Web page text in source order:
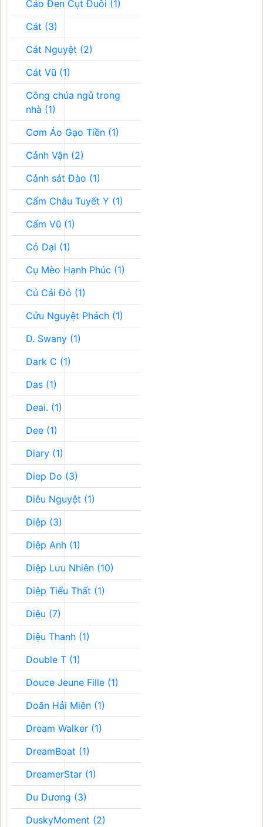
Cáo Đen Cụt Đuôi (1)
Cát (3)
Cát Nguyệt (2)
Cát Vũ (1)
Công chúa ngủ trong
nhà (1)
Cơm Áo Gạo Tiền (1)
Cảnh Vận (2)
Cảnh sát Đào (1)
Cẩm Châu Tuyết Y (1)
Cẩm Vũ (1)
Cỏ Dại (1)
Cụ Mèo Hạnh Phúc (1)
Củ Cải Đỏ (1)
Cửu Nguyệt Phách (1)
D. Swany (1)
Dark C (1)
Das (1)
Deai. (1)
Dee (1)
Diary (1)
Diep Do (3)
Diêu Nguyệt (1)
Diệp (3)
Diệp Anh (1)
Diệp Lưu Nhiên (10)
Diệp Tiểu Thất (1)
Diệu (7)
Diệu Thanh (1)
Double T (1)
Douce Jeune Fille (1)
Doãn Hải Miên (1)
Dream Walker (1)
DreamBoat (1)
DreamerStar (1)
Du Dương (3)
DuskyMoment (2)